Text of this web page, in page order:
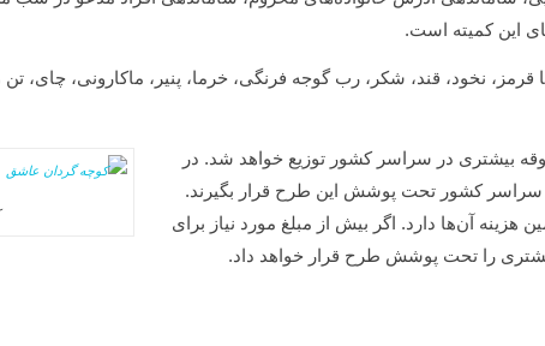
این کمیته است.
نخود، قند، شکر، رب گوجه فرنگی، خرما، پنیر، ماکارونی، چای،
بیشتری در سراسر کشور توزیع خواهد شد. در
آسیب دیده و نیازمند در سراسر کشور تحت پوشش این طرح قرار بگیرند.
آن‌ها دارد. اگر بیش از مبلغ مورد نیاز برای